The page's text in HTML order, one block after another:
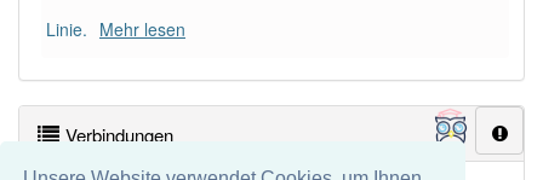
Häufigkeit: 2 von 10
Linie. Mehr lesen
Verbindungen